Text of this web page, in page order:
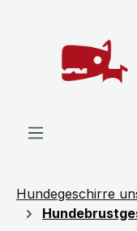
Hundegeschirre